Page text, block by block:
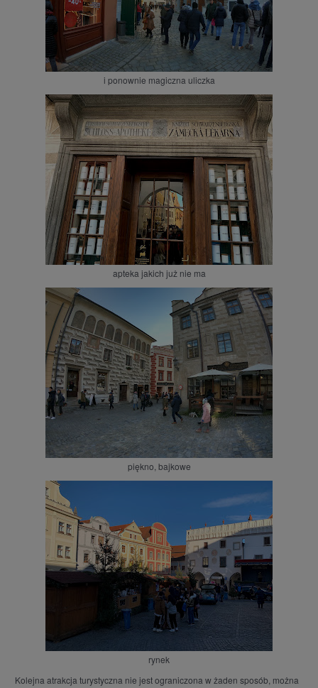
i ponownie magiczna uliczka
apteka jakich już nie ma
piękno, bajkowe
rynek
Kolejna atrakcja turystyczna nie jest ograniczona w żaden sposób, można